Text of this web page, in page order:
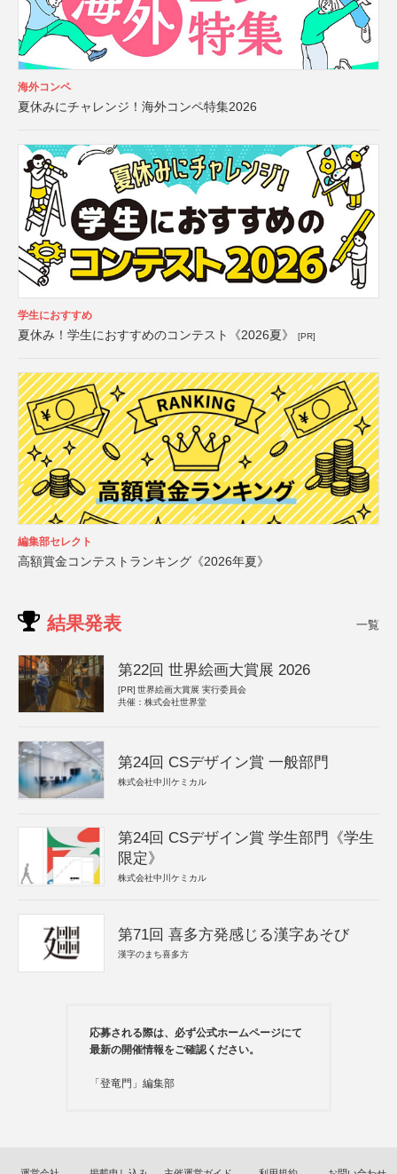
海外コンペ
夏休みにチャレンジ！海外コンペ特集2026
学生におすすめ
夏休み！学生におすすめのコンテスト《2026夏》 [PR]
編集部セレクト
高額賞金コンテストランキング《2026年夏》
結果発表 一覧
第22回 世界絵画大賞展 2026
[PR] 世界絵画大賞展 実行委員会
共催：株式会社世界堂
第24回 CSデザイン賞 一般部門
株式会社中川ケミカル
第24回 CSデザイン賞 学生部門《学生
限定》
株式会社中川ケミカル
第71回 喜多方発感じる漢字あそび
漢字のまち喜多方
応募される際は、必ず公式ホームページにて
最新の開催情報をご確認ください。
「登竜門」編集部